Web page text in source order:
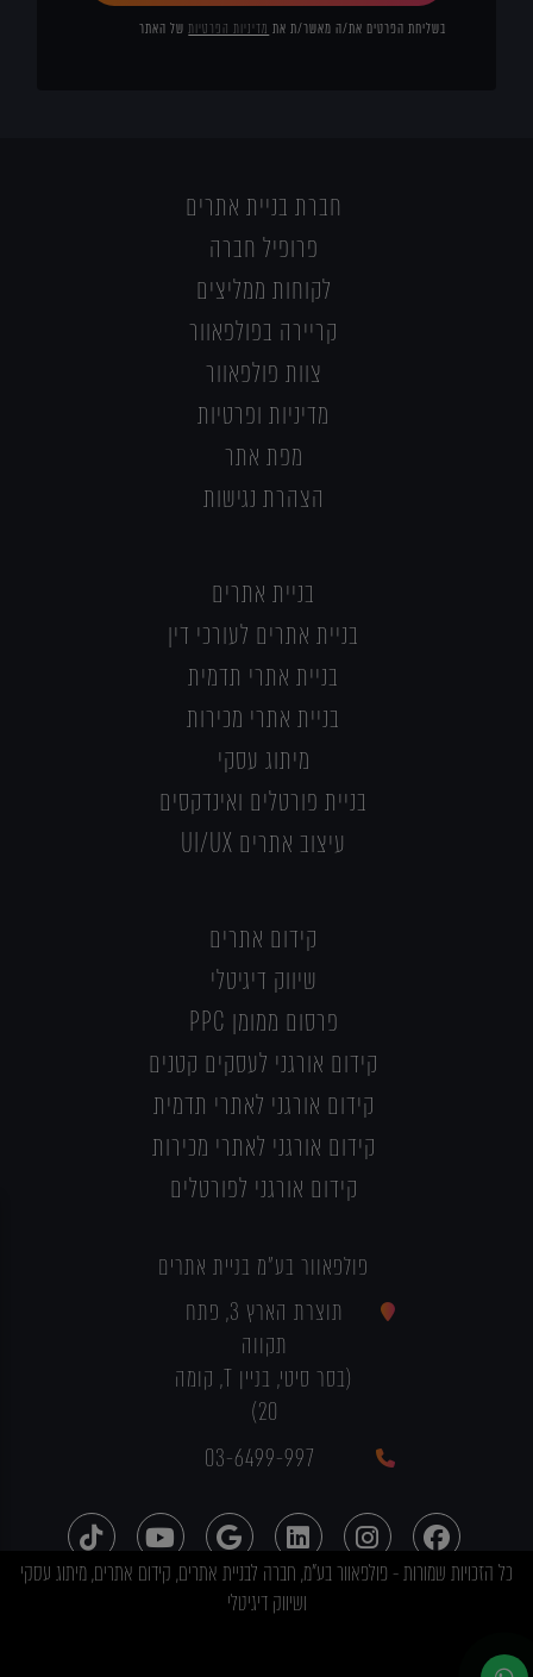
בשליחת הפרטים את/ה מאשר/ת את מדיניות הפרטיותשל האתר
חברת בניית אתרים
פרופיל חברה
לקוחות ממליצים
קריירה בפולפאוור
צוות פולפאוור
מדיניות ופרטיות
מפת אתר
הצהרת נגישות
בניית אתרים
בניית אתרים לעורכי דין
בניית אתרי תדמית
בניית אתרי מכירות
מיתוג עסקי
בניית פורטלים ואינדקסים
עיצוב אתרים UI/UX
קידום אתרים
שיווק דיגיטלי
פרסום ממומן PPC
קידום אורגני לעסקים קטנים
קידום אורגני לאתרי תדמית
קידום אורגני לאתרי מכירות
קידום אורגני לפורטלים
פולפאוור בע"מ בניית אתרים
תוצרת הארץ 3, פתח
תקווה
(בסר סיטי, בניין T, קומה
20)
03-6499-997
כל הזכויות שמורות - פולפאוור בע"מ, חברה לבניית אתרים, קידום אתרים, מיתוג עסקי
ושיווק דיגיטלי